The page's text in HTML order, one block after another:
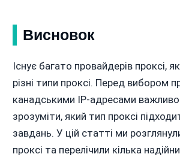
Висновок
Існує багато провайдерів проксі,
різні типи проксі. Перед вибором
канадськими IP-адресами
зрозуміти, який тип проксі
завдань. У цій статті ми
проксі та перелічили кілька